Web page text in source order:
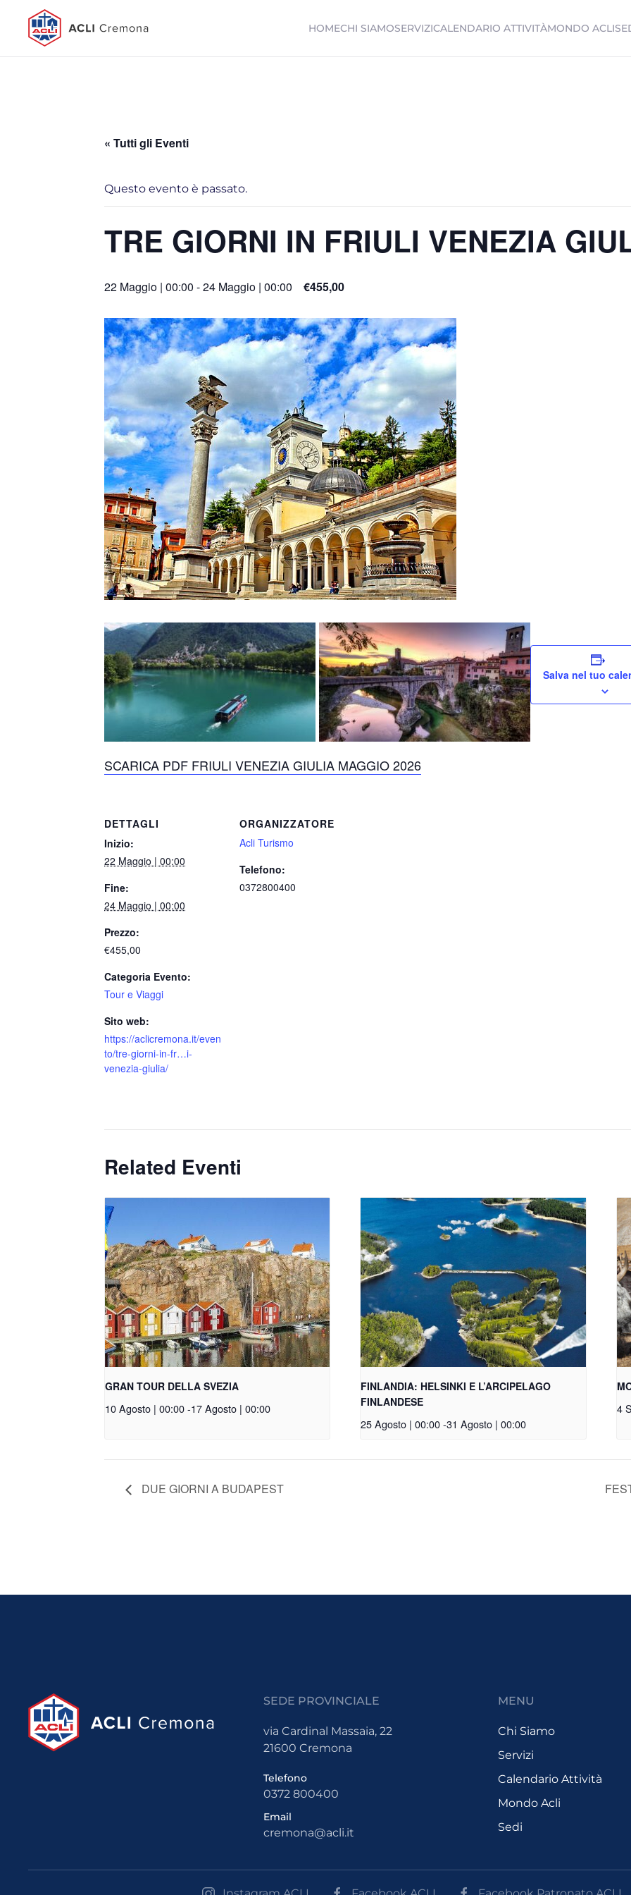
HOMECHI SIAMOSERVIZICALENDARIO ATTIVITÀMONDO ACLI
« Tutti gli Eventi
Questo evento è passato.
TRE GIORNI IN FRIULI VENEZIA
22 Maggio | 00:00 -24 Maggio | 00:00 €455,00
SCARICA PDF FRIULI VENEZIA GIULIA MAGGIO 2026
Salva nel tuo
DETTAGLI
Inizio:
22 Maggio | 00:00
Fine:
24 Maggio | 00:00
Prezzo:
€455,00
Categoria Evento:
Tour e Viaggi
Sito web:
https://aclicremona.it/even
to/tre-giorni-in-fr…i-
venezia-giulia/
ORGANIZZATORE
Acli Turismo
Telefono:
0372800400
Related Eventi
GRAN TOUR DELLA SVEZIA
10 Agosto | 00:00-17 Agosto | 00:00
FINLANDIA: HELSINKI E L’ARCIPELAGO
FINLANDESE
25 Agosto | 00:00 -31 Agosto | 00:00
4
DUE GIORNI A BUDAPEST
SEDE PROVINCIALE
via Cardinal Massaia, 22
21600 Cremona
Telefono
0372 800400
Email
cremona@acli.it
MENU
Chi Siamo
Servizi
Calendario Attività
Mondo Acli
Sedi